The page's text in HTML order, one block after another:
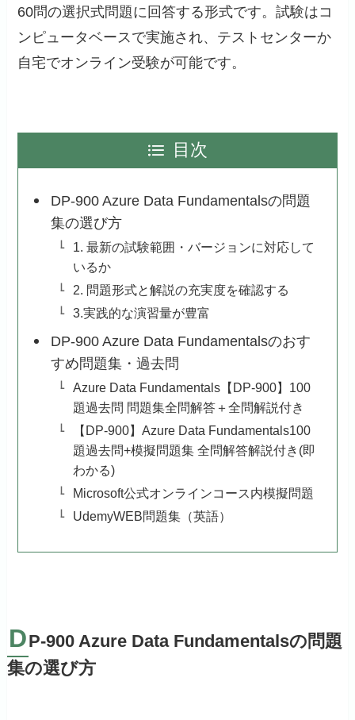
60問の選択式問題に回答する形式です。試験はコ
ンピュータベースで実施され、テストセンターか
自宅でオンライン受験が可能です。
目次
DP-900 Azure Data Fundamentalsの問題
集の選び方
1. 最新の試験範囲・バージョンに対応して
いるか
2. 問題形式と解説の充実度を確認する
3.実践的な演習量が豊富
DP-900 Azure Data Fundamentalsのおす
すめ問題集・過去問
Azure Data Fundamentals【DP-900】100
題過去問 問題集全問解答＋全問解説付き
【DP-900】Azure Data Fundamentals100
題過去問+模擬問題集 全問解答解説付き(即
わかる)
Microsoft公式オンラインコース内模擬問題
UdemyWEB問題集（英語）
DP-900 Azure Data Fundamentalsの問題
集の選び方